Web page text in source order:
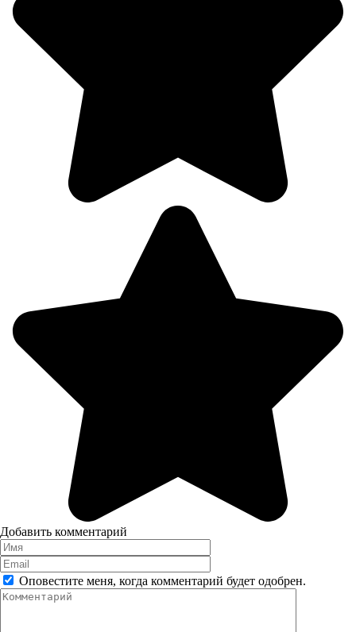
Добавить комментарий
Имя
*
Email
*
Оповестите меня, когда комментарий будет одобрен.
Комментарий